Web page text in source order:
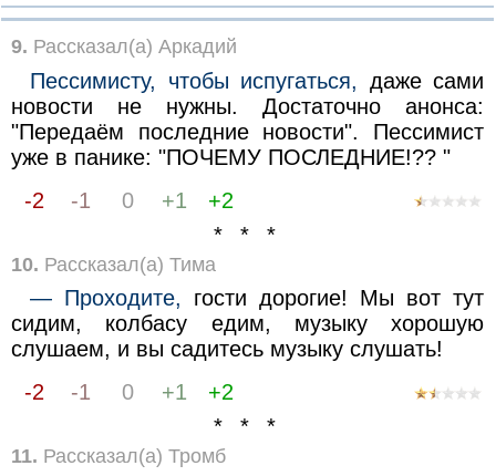
9. Рассказал(а) Аркадий
Пессимисту, чтобы испугаться, даже сами
новости не нужны. Достаточно анонса:
"Передаём последние новости". Пессимист
уже в панике: "ПОЧЕМУ ПОСЛЕДНИЕ!?? "
-2
-1 0 +1
+2
* * *
10. Рассказал(а) Тима
— Проходите, гости дорогие! Мы вот тут
сидим, колбасу едим, музыку хорошую
слушаем, и вы садитесь музыку слушать!
-2
-1 0 +1
+2
* * *
11. Рассказал(а) Тромб